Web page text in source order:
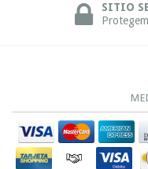
SITIO